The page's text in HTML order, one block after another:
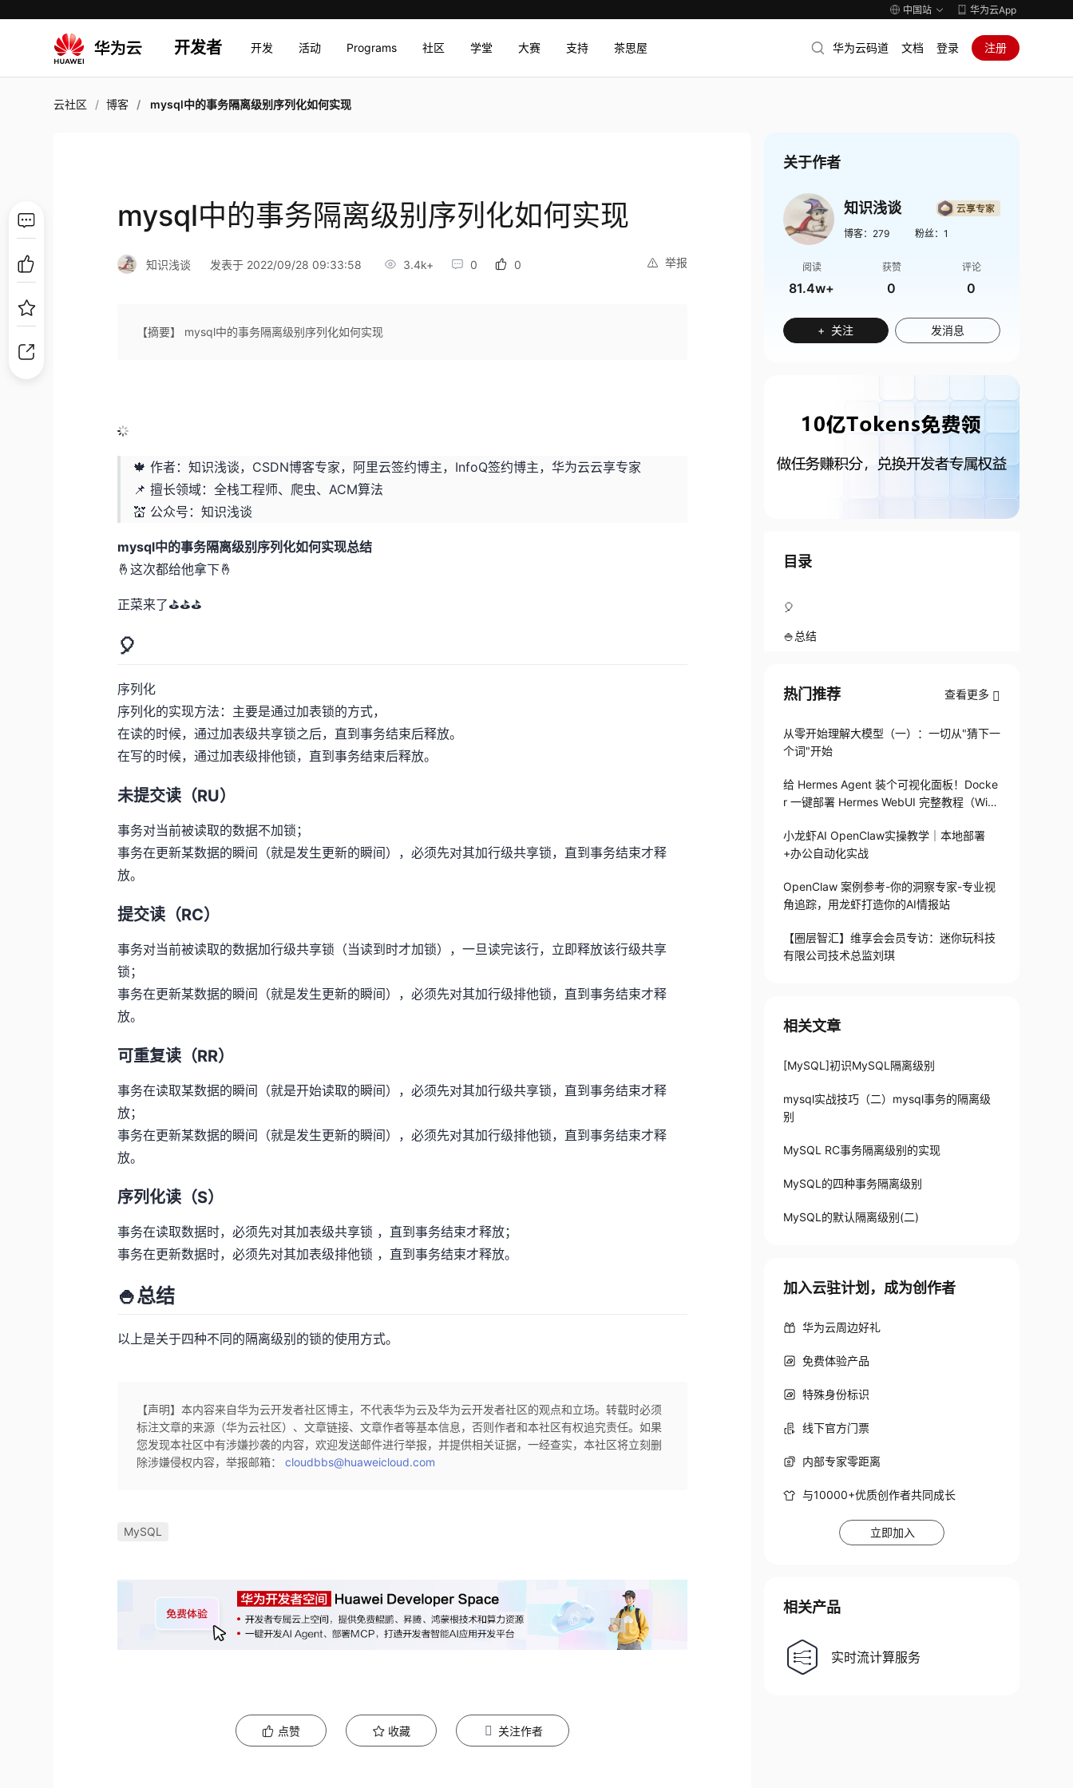
中国站 华为云App
开发者 开发 活动 Programs 社区 学堂 大赛 支持 茶思屋 华为云码道 文档 登录 注册
云社区 博客 mysql中的事务隔离级别序列化如何实现
mysql中的事务隔离级别序列化如何实现
举报
知识浅谈 发表于 2022/09/28 09:33:58 3.4k+ 0 0
【摘要】 mysql中的事务隔离级别序列化如何实现
🍁 作者：知识浅谈，CSDN博客专家，阿里云签约博主，InfoQ签约博主，华为云云享专家
📌 擅长领域：全栈工程师、爬虫、ACM算法
💒 公众号：知识浅谈
mysql中的事务隔离级别序列化如何实现总结
🤞这次都给他拿下🤞
正菜来了⛳⛳⛳
🎈
序列化
序列化的实现方法：主要是通过加表锁的方式，
在读的时候，通过加表级共享锁之后，直到事务结束后释放。
在写的时候，通过加表级排他锁，直到事务结束后释放。
未提交读（RU）
事务对当前被读取的数据不加锁；
事务在更新某数据的瞬间（就是发生更新的瞬间），必须先对其加行级共享锁，直到事务结束才释
放。
提交读（RC）
事务对当前被读取的数据加行级共享锁（当读到时才加锁），一旦读完该行，立即释放该行级共享
锁；
事务在更新某数据的瞬间（就是发生更新的瞬间），必须先对其加行级排他锁，直到事务结束才释
放。
可重复读（RR）
事务在读取某数据的瞬间（就是开始读取的瞬间），必须先对其加行级共享锁，直到事务结束才释
放；
事务在更新某数据的瞬间（就是发生更新的瞬间），必须先对其加行级排他锁，直到事务结束才释
放。
序列化读（S）
事务在读取数据时，必须先对其加表级共享锁 ，直到事务结束才释放；
事务在更新数据时，必须先对其加表级排他锁 ，直到事务结束才释放。
🍚总结
以上是关于四种不同的隔离级别的锁的使用方式。
【声明】本内容来自华为云开发者社区博主，不代表华为云及华为云开发者社区的观点和立场。转载时必须
标注文章的来源（华为云社区）、文章链接、文章作者等基本信息，否则作者和本社区有权追究责任。如果
您发现本社区中有涉嫌抄袭的内容，欢迎发送邮件进行举报，并提供相关证据，一经查实，本社区将立刻删
除涉嫌侵权内容，举报邮箱：cloudbbs@huaweicloud.com
MySQL
点赞 收藏 关注作者
关于作者
知识浅谈
博客： 279 粉丝： 1
阅读
81.4w+
获赞
0
评论
0
+ 关注 发消息
目录
🎈
🍚总结
热门推荐 查看更多
从零开始理解大模型（一）：一切从"猜下一
个词"开始
给 Hermes Agent 装个可视化面板！Docke
r 一键部署 Hermes WebUI 完整教程（Win
小龙虾AI OpenClaw实操教学｜本地部署
+办公自动化实战
OpenClaw 案例参考-你的洞察专家-专业视
角追踪，用龙虾打造你的AI情报站
【圈层智汇】维享会会员专访：迷你玩科技
有限公司技术总监刘琪
相关文章
[MySQL]初识MySQL隔离级别
mysql实战技巧（二）mysql事务的隔离级
别
MySQL RC事务隔离级别的实现
MySQL的四种事务隔离级别
MySQL的默认隔离级别(二)
加入云驻计划，成为创作者
华为云周边好礼
免费体验产品
特殊身份标识
线下官方门票
内部专家零距离
与10000+优质创作者共同成长
立即加入
相关产品
实时流计算服务